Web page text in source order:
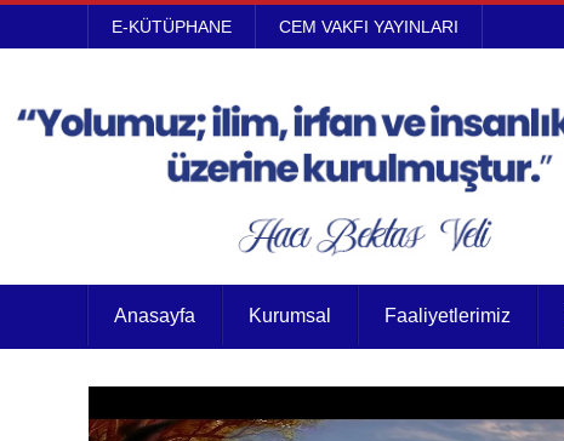
E-KÜTÜPHANE CEM VAKFI YAYINLARI
Anasayfa Kurumsal Faaliyetlerimiz